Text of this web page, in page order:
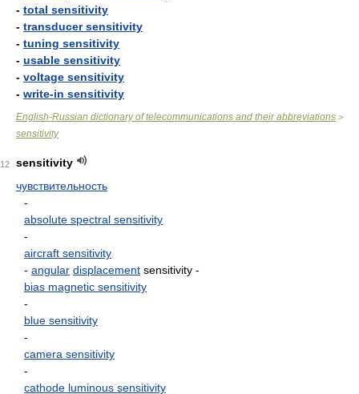
- total sensitivity
- transducer sensitivity
- tuning sensitivity
- usable sensitivity
- voltage sensitivity
- write-in sensitivity
English-Russian dictionary of telecommunications and their abbreviations >
sensitivity
12
sensitivity
чувствительность
-
absolute spectral sensitivity
-
aircraft sensitivity
- angular displacement sensitivity -
bias magnetic sensitivity
-
blue sensitivity
-
camera sensitivity
-
cathode luminous sensitivity